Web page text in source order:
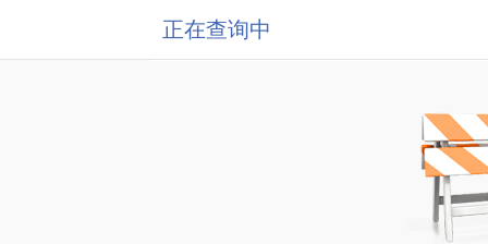
正在查询中